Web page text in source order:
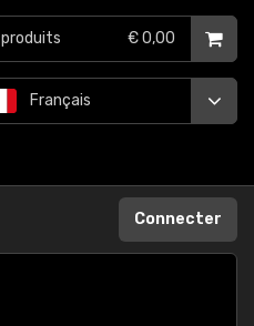
Français
produits € 0,00
Connecter